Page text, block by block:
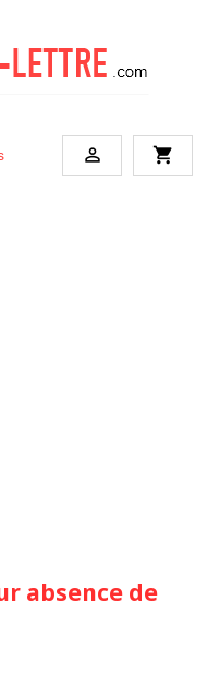
 shopping_cart
absence de